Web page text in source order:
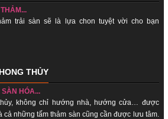
trải sàn sẽ là lựa chon tuyệt vời cho bạn
THỦY
SÀN HÓA...
không chỉ hướng nhà, hướng cửa… được
cả những tấm thảm sàn cũng cần được lưu tâm.